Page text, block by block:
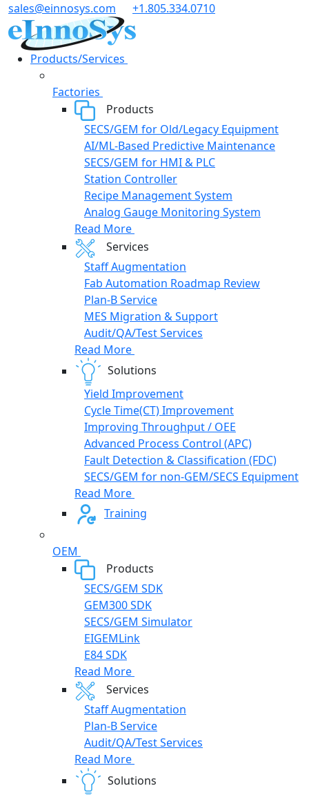
Skip
to
content
sales@einnosys.com +1.805.334.0710
Products/Services
Factories
Products
SECS/GEM for Old/Legacy Equipment
AI/ML-Based Predictive Maintenance
SECS/GEM for HMI & PLC
Station Controller
Recipe Management System
Analog Gauge Monitoring System
Read More
Services
Staff Augmentation
Fab Automation Roadmap Review
Plan-B Service
MES Migration & Support
Audit/QA/Test Services
Read More
Solutions
Yield Improvement
Cycle Time(CT) Improvement
Improving Throughput / OEE
Advanced Process Control (APC)
Fault Detection & Classification (FDC)
SECS/GEM for non-GEM/SECS Equipment
Read More
Training
OEM
Products
SECS/GEM SDK
GEM300 SDK
SECS/GEM Simulator
EIGEMLink
E84 SDK
Read More
Services
Staff Augmentation
Plan-B Service
Audit/QA/Test Services
Read More
Solutions